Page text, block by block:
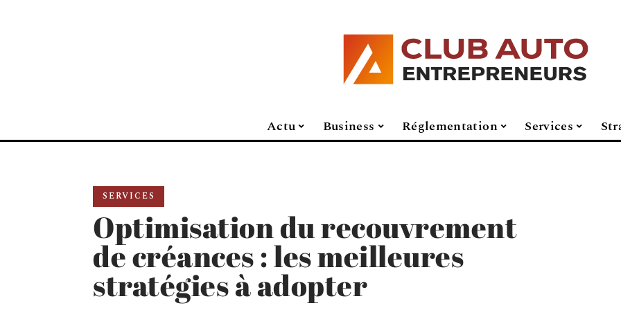
Actu Business Réglementation Services
SERVICES
Optimisation du recouvrement
de créances : les meilleures
stratégies à adopter